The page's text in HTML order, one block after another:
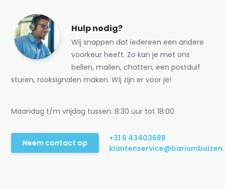
Hulp nodig?
Wij snappen dat iedereen een andere
voorkeur heeft. Zo kan je met ons
bellen, mailen, chatten, een postduif
sturen, rooksignalen maken. Wij zijn er voor je!
Maandag t/m vrijdag tussen: 8:30 uur tot 18:00
Neem contact op
+31 6 43403688